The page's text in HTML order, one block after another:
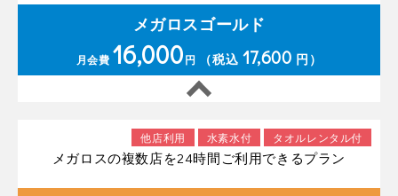
メガロスゴールド
月会費 16,000円 （税込 17,600 円）
他店利用 水素水付 タオルレンタル付
メガロスの複数店を24時間ご利用できるプラン